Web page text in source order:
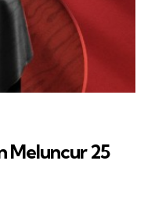
Meluncur 25